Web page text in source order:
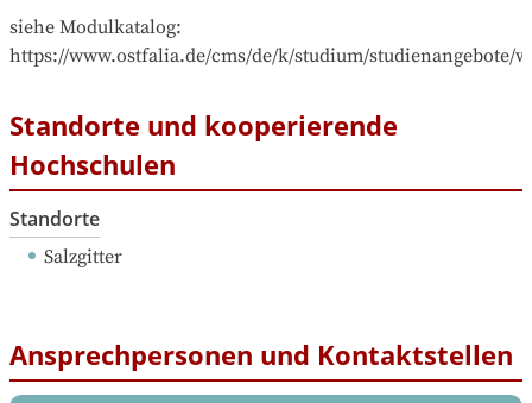
siehe Modulkatalog:
https://www.ostfalia.de/cms/de/k/studium/studienangebote/
Standorte und kooperierende
Hochschulen
Standorte
Salzgitter
Ansprechpersonen und Kontaktstellen